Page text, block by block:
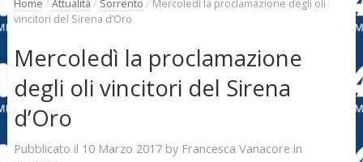
Home / Attualità / Sorrento / Mercoledì la proclamazione degli oli
vincitori del Sirena d’Oro
Mercoledì la proclamazione
degli oli vincitori del Sirena
d’Oro
Pubblicato il 10 Marzo 2017by Francesca Vanacore in